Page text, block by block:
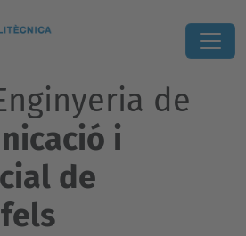
de
i
de